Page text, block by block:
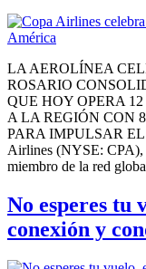
LA AEROLÍNEA
ROSARIO
QUE HOY OPERA
A LA REGIÓN CON
PARA IMPULSAR
Airlines (NYSE: CPA),
miembro de la red
No esperes tu
conexión y